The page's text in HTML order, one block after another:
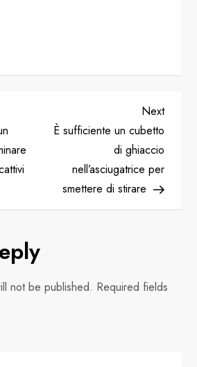
Next
Post
Next
È sufficiente un cubetto
di ghiaccio
nell’asciugatrice per
smettere di stirare
not be published. Required fields